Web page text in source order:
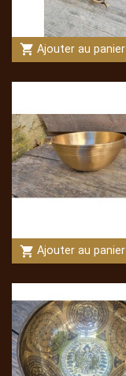
shopping_cart Ajouter au panier
shopping_cart Ajouter au panier